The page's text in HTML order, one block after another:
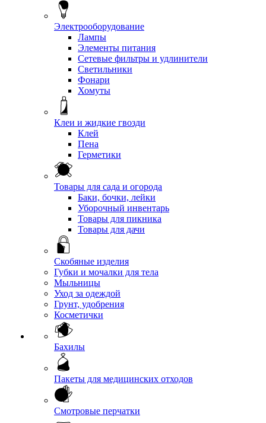
Электрооборудование
Лампы
Элементы питания
Сетевые фильтры и удлинители
Светильники
Фонари
Хомуты
Клеи и жидкие гвозди
Клей
Пена
Герметики
Товары для сада и огорода
Баки, бочки, лейки
Уборочный инвентарь
Товары для пикника
Товары для дачи
Скобяные изделия
Губки и мочалки для тела
Мыльницы
Уход за одеждой
Грунт, удобрения
Косметички
Бахилы
Пакеты для медицинских отходов
Смотровые перчатки